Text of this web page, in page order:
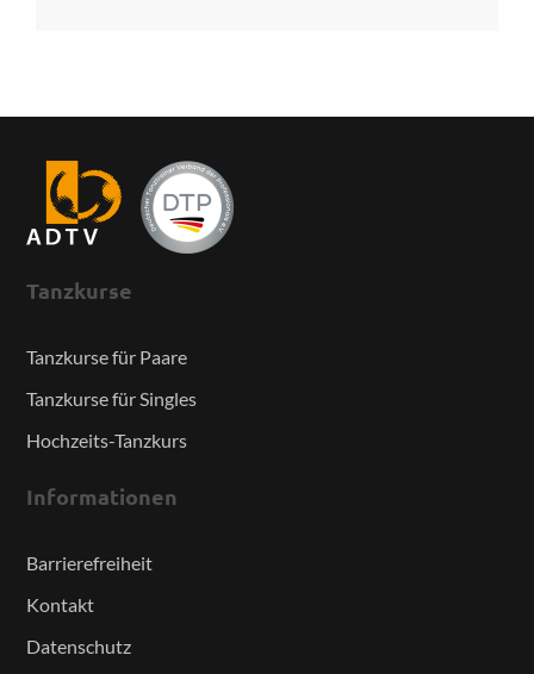
Tanzkurse
Tanzkurse für Paare
Tanzkurse für Singles
Hochzeits-Tanzkurs
Informationen
Barrierefreiheit
Kontakt
Datenschutz